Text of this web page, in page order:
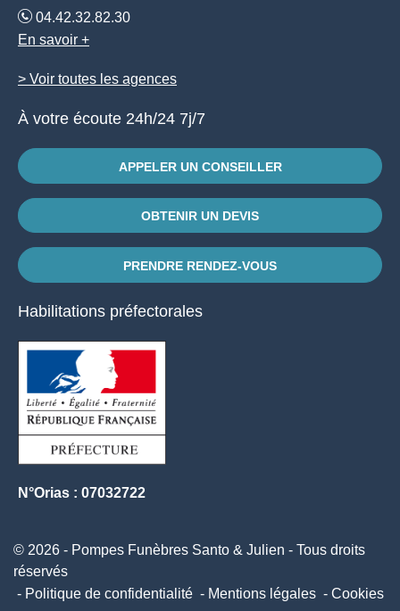
04.42.32.82.30
En savoir +
> Voir toutes les agences
À votre écoute 24h/24 7j/7
APPELER UN CONSEILLER
OBTENIR UN DEVIS
PRENDRE RENDEZ-VOUS
Habilitations préfectorales
N°Orias : 07032722
© 2026 - Pompes Funèbres Santo & Julien - Tous droits
réservés
Politique de confidentialité
Mentions légales Cookies